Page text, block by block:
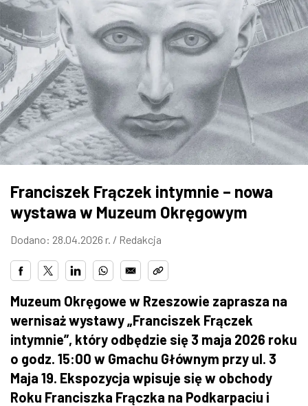
ROZRYWKA
W KINACH
GASTRONOMIA
ZDJĘCIA
W RZESZOWIE
Franciszek Frączek intymnie – nowa
wystawa w Muzeum Okręgowym
Dodano: 28.04.2026 r. / Redakcja
Muzeum Okręgowe w Rzeszowie zaprasza na
wernisaż wystawy „Franciszek Frączek
intymnie”, który odbędzie się 3 maja 2026 roku
o godz. 15:00 w Gmachu Głównym przy ul. 3
Maja 19. Ekspozycja wpisuje się w obchody
Roku Franciszka Frączka na Podkarpaciu i